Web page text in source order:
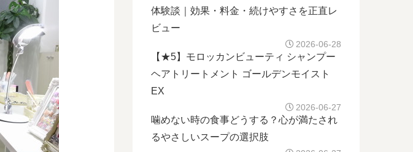
体験談｜効果・料金・続けやすさを正直レ
ビュー
2026-06-28
【★5】モロッカンビューティ シャンプー
ヘアトリートメント ゴールデンモイスト
EX
2026-06-27
噛めない時の食事どうする？心が満たされ
るやさしいスープの選択肢